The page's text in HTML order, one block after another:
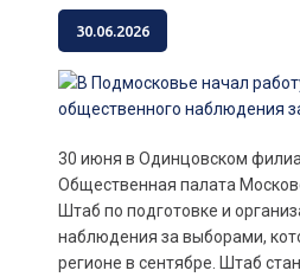
30.06.2026
30 июня в Одинцовском
Общественная палата
Штаб по подготовке и
наблюдения за выборами,
регионе в сентябре. Штаб